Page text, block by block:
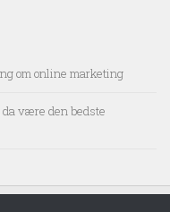
om online marketing
være den bedste